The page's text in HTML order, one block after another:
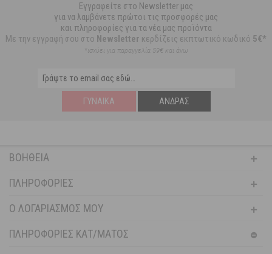
Εγγραφείτε στο Newsletter μας
για να λαμβάνετε πρώτοι τις προσφορές μας
και πληροφορίες για τα νέα μας προϊόντα
Με την εγγραφή σου στο Newsletter κερδίζεις εκπτωτικό κωδικό 5€*
*ισχύει για παραγγελία 59€ και άνω
ΓΥΝΑΊΚΑ ΆΝΔΡΑΣ
ΒΟΉΘΕΙΑ
ΠΛΗΡΟΦΟΡΊΕΣ
Ο ΛΟΓΑΡΙΑΣΜΌΣ ΜΟΥ
ΠΛΗΡΟΦΟΡΙΕΣ ΚΑΤ/ΜΑΤΟΣ